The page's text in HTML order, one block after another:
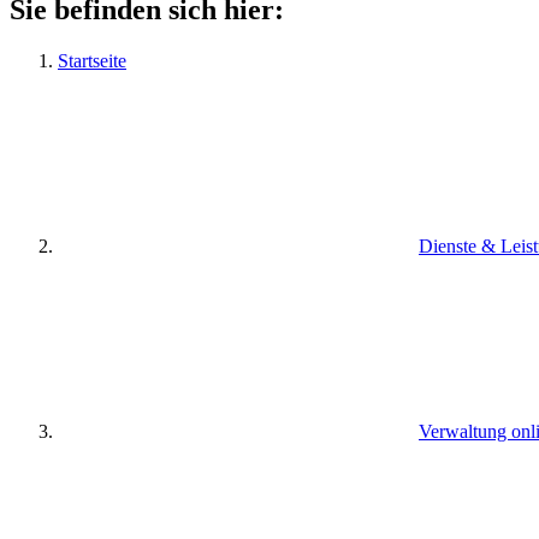
Sie befinden sich hier:
Startseite
Dienste &
Verwaltung